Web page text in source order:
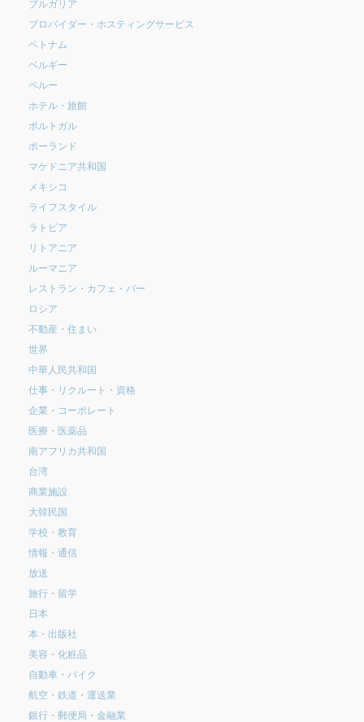
ブルガリア
プロバイダー・ホスティングサービス
ベトナム
ベルギー
ペルー
ホテル・旅館
ポルトガル
ポーランド
マケドニア共和国
メキシコ
ライフスタイル
ラトビア
リトアニア
ルーマニア
レストラン・カフェ・バー
ロシア
不動産・住まい
世界
中華人民共和国
仕事・リクルート・資格
企業・コーポレート
医療・医薬品
南アフリカ共和国
台湾
商業施設
大韓民国
学校・教育
情報・通信
放送
旅行・留学
日本
本・出版社
美容・化粧品
自動車・バイク
航空・鉄道・運送業
銀行・郵便局・金融業